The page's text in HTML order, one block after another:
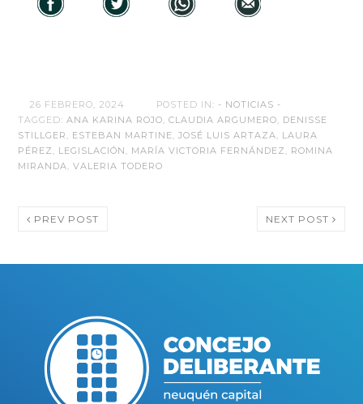
26 FEBRERO, 2024 POSTED IN: - NOTICIAS -
TAGGED:ANA KARINA ROJO,CLAUDIA ARGUMERO, DENISSE
STILLGER , ESTEBAN MARTINE,JOSÉ LUIS ARTAZA, LAURA
PÉREZ , LEGISLACIÓN , MARÍA VICTORIA FERNÁNDEZ , ROMINA
MIRANDA,VALERIA TODERO
PREV POST NEXT POST